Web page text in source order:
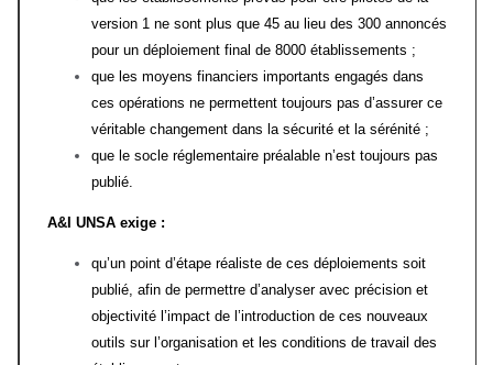
version 1 ne sont plus que 45 au lieu des 300 annoncés
pour un déploiement final de 8000 établissements ;
que les moyens financiers importants engagés dans
ces opérations ne permettent toujours pas d’assurer ce
véritable changement dans la sécurité et la sérénité ;
que le socle réglementaire préalable n’est toujours pas
publié.
A&I UNSA exige :
qu’un point d’étape réaliste de ces déploiements soit
publié, afin de permettre d’analyser avec précision et
objectivité l’impact de l’introduction de ces nouveaux
outils sur l’organisation et les conditions de travail des